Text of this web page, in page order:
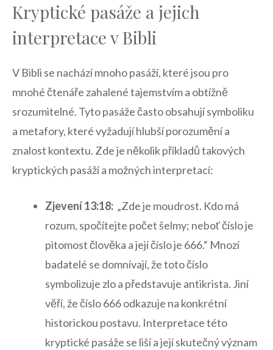
Kryptické pasáže a jejich
interpretace‍ v Bibli
V Bibli se nachází​ mnoho pasáží, které jsou ‌pro
mnohé čtenáře zahalené tajemstvím a ‌obtížně
srozumitelné. Tyto pasáže často⁢ obsahují symboliku
a metafory, které vyžadují hlubší porozumění ​a
znalost⁢ kontextu. ​Zde je několik‌ příkladů⁤ takových
kryptických pasáží a ⁣možných interpretací:
Zjevení ⁣13:18: ‌ „Zde je moudrost. Kdo má
⁣rozum, spočítejte počet ​šelmy; neboť číslo je
pitomost člověka a její číslo je 666.“ Mnozí
badatelé se domnívají, že toto číslo
symbolizuje ‍zlo a představuje antikrista. Jiní‌
věří, ⁣že číslo 666 odkazuje‍ na konkrétní
historickou‌ postavu. Interpretace ⁣této
kryptické pasáže se liší a její‍ skutečný význam‌